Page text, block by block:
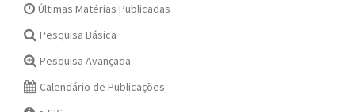
Últimas Matérias Publicadas
Pesquisa Básica
Pesquisa Avançada
Calendário de Publicações